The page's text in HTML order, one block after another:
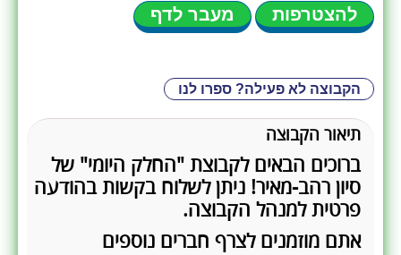
להצטרפות מעבר לדף
הקבוצה לא פעילה? ספרו לנו
תיאור הקבוצה
ברוכים הבאים לקבוצת "החלק היומי" של
סיון רהב-מאיר! ניתן לשלוח בקשות בהודעה
פרטית למנהל הקבוצה.
אתם מוזמנים לצרף חברים נוספים